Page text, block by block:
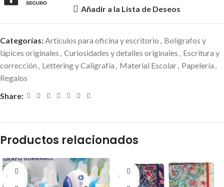
Añadir a la Lista de Deseos
Categorías: Artículos para oficina y escritorio
Bolígrafos y
lápices originales Curiosidades y detalles originales
Escritura y
corrección
Lettering y Caligrafía Material Escolar Papelería
Regalos
Share:
Productos relacionados
AGOT
AGOT